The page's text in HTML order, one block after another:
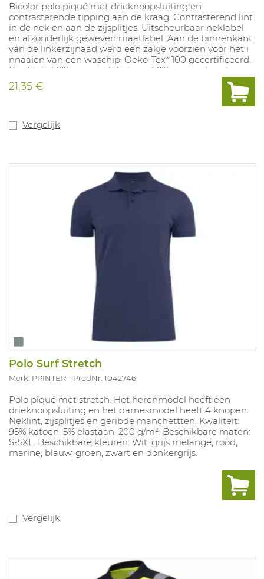
Bicolor polo piqué met drieknoopsluiting en
contrasterende tipping aan de kraag. Contrasterend lint
in de nek en aan de zijsplitjes. Uitscheurbaar neklabel
en afzonderlijk geweven maatlabel. Aan de binnenkant
van de linkerzijnaad werd een zakje voorzien voor het i
nnaaien van een waschip. Oeko-Tex* 100 gecertificeerd.
Kwaliteit: 50% organisch katoen, 50% gerecycleerde
polyester, 200 g/m². Beschikbare maten: S-5XL.
Beschikbare kleuren: Blauw/marine, marine/blauw,
21,35 €
Vergelijk
Polo Surf Stretch
Merk: PRINTER ProdNr. 1042746
Polo piqué met stretch. Het herenmodel heeft een
drieknoopsluiting en het damesmodel heeft 4 knopen.
Neklint, zijsplitjes en geribde manchettten. Kwaliteit:
95% katoen, 5% elastaan, 200 g/m². Beschikbare maten:
S-5XL. Beschikbare kleuren: Wit, grijs melange, rood,
marine, blauw, groen, zwart en donkergrijs.
Vergelijk